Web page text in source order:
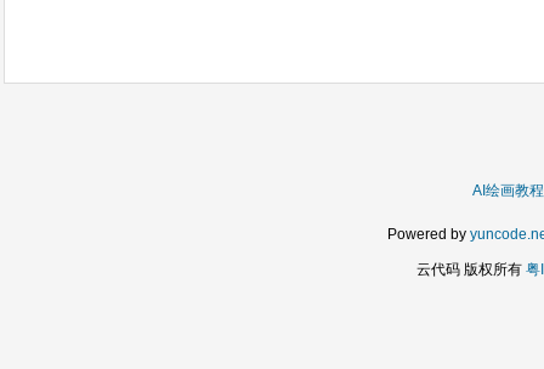
AI绘画教程
Powered by
云代码 版权所有 粤